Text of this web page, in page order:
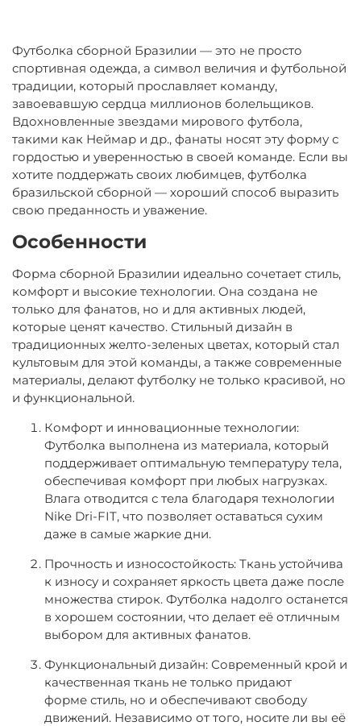
Футболка сборной Бразилии — это не просто
спортивная одежда, а символ величия и футбольной
традиции, который прославляет команду,
завоевавшую сердца миллионов болельщиков.
Вдохновленные звездами мирового футбола,
такими как Неймар и др., фанаты носят эту форму с
гордостью и уверенностью в своей команде. Если вы
хотите поддержать своих любимцев, футболка
бразильской сборной — хороший способ выразить
свою преданность и уважение.
Особенности
Форма сборной Бразилии идеально сочетает стиль,
комфорт и высокие технологии. Она создана не
только для фанатов, но и для активных людей,
которые ценят качество. Стильный дизайн в
традиционных желто-зеленых цветах, который стал
культовым для этой команды, а также современные
материалы, делают футболку не только красивой, но
и функциональной.
Комфорт и инновационные технологии:
Футболка выполнена из материала, который
поддерживает оптимальную температуру тела,
обеспечивая комфорт при любых нагрузках.
Влага отводится с тела благодаря технологии
Nike Dri-FIT, что позволяет оставаться сухим
даже в самые жаркие дни.
Прочность и износостойкость: Ткань устойчива
к износу и сохраняет яркость цвета даже после
множества стирок. Футболка надолго останется
в хорошем состоянии, что делает её отличным
выбором для активных фанатов.
Функциональный дизайн: Современный крой и
качественная ткань не только придают
форме стиль, но и обеспечивают свободу
движений. Независимо от того, носите ли вы её